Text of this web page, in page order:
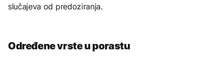
slučajeva od predoziranja.
Određene vrste u porastu